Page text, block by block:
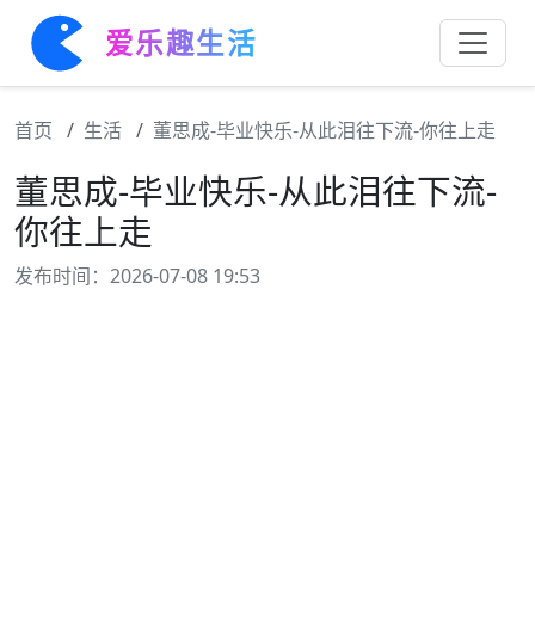
爱乐趣生活
首页 生活 董思成-毕业快乐-从此泪往下流-你往上走
董思成-毕业快乐-从此泪往下流-
你往上走
发布时间：2026-07-08 19:53